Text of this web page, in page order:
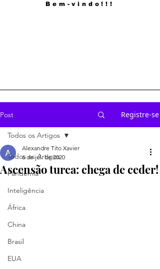
Bem-vindo!!!
Post Registre-se
Todos os Artigos
Pandemia
Inteligência
África
China
Brasil
EUA
Todos os Artigos
Ascensão turca: chega de ceder!
Alexandre Tito Xavier
6 de jul. de 2020